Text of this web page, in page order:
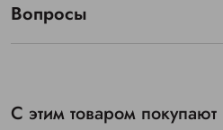
Вопросы
С этим товаром покупают